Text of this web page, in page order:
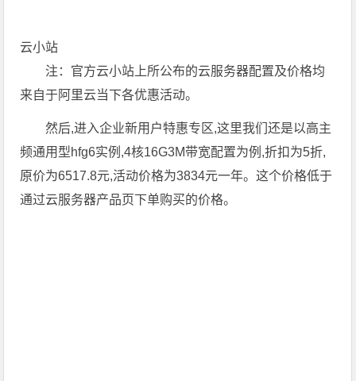
云小站
注：官方云小站上所公布的云服务器配置及价格均
来自于阿里云当下各优惠活动。
然后,进入企业新用户特惠专区,这里我们还是以高主
频通用型hfg6实例,4核16G3M带宽配置为例,折扣为5折,
原价为6517.8元,活动价格为3834元一年。这个价格低于
通过云服务器产品页下单购买的价格。